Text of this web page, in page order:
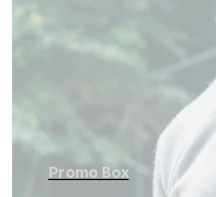
Promo Box